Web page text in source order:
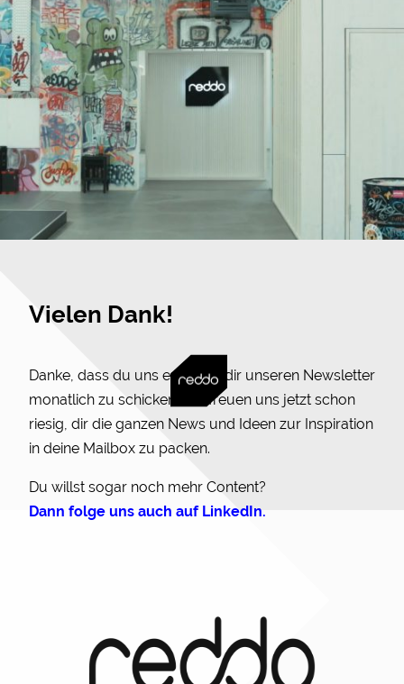
Vielen Dank!
Danke, dass du uns erlaubst, dir unseren Newsletter
monatlich zu schicken. Wir freuen uns jetzt schon
riesig, dir die ganzen News und Ideen zur Inspiration
in deine Mailbox zu packen.
Du willst sogar noch mehr Content?
Dann folge uns auch auf LinkedIn.